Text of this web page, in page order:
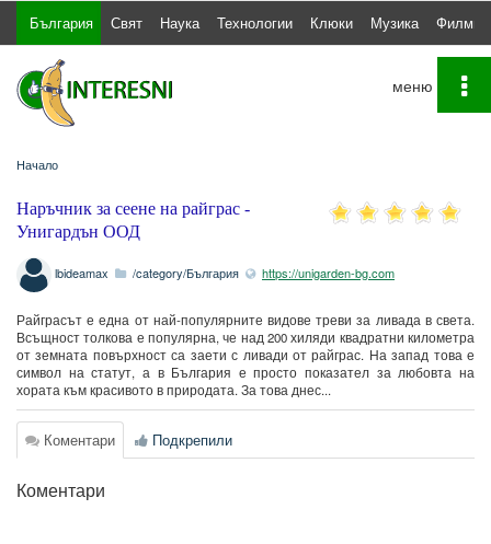
България Свят Наука Технологии Клюки Музика Филми
Начало
Наръчник за сеене на райграс -
Унигардън ООД
lbideamax /category/България https://unigarden-bg.com
Райграсът е една от най-популярните видове треви за ливада в света.
Всъщност толкова е популярна, че над 200 хиляди квадратни километра
от земната повърхност са заети с ливади от райграс. На запад това е
символ на статут, а в България е просто показател за любовта на
хората към красивото в природата. За това днес...
Коментари Подкрепили
Коментари